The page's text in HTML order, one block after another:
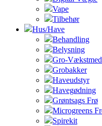
Vape
Tilbehør
Hus/Have
Behandling
Belysning
Gro-
Grobakker
Haveudstyr
Havegødning
Grøntsags Frø
Microgreens
Spirekit